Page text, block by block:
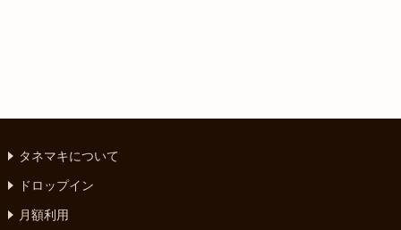
タネマキについて
ドロップイン
月額利用